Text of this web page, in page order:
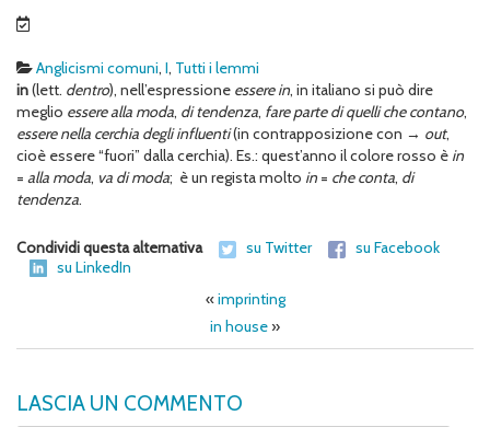
Anglicismi comuni, I, Tutti i lemmi
in(lett. dentro), nell’espressione essere in, in italiano si può dire
meglio essere alla moda, di tendenza, fare parte di quelli che contano,
essere nella cerchia degli influenti(in contrapposizione con → out,
cioè essere “fuori” dalla cerchia). Es.: quest’anno il colore rosso è in
= alla moda, va di moda; è un regista molto in = che conta, di
tendenza.
Condividi questa alternativa su Twitter
su Facebook
su LinkedIn
«imprinting
in house»
LASCIA UN COMMENTO